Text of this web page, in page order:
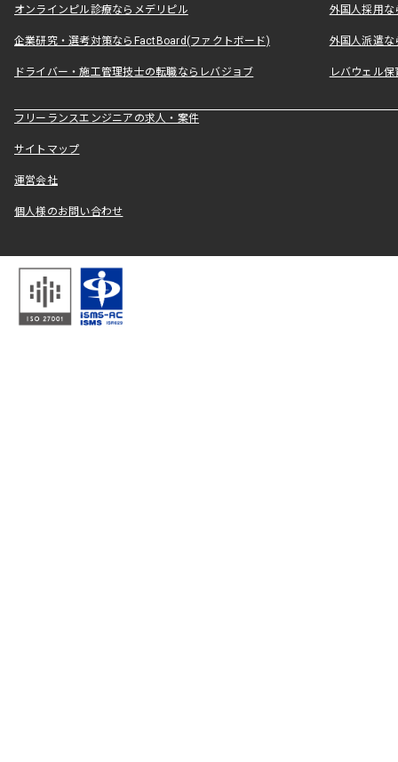
オンラインピル診療ならメデリピル 外国人採用
企業研究・選考対策ならFactBoard(ファクトボード) 外国人派遣な
ドライバー・施工管理技士の転職ならレバジョブ レバウェル
フリーランスエンジニアの求人・案件
サイトマップ
運営会社
個人様のお問い合わせ